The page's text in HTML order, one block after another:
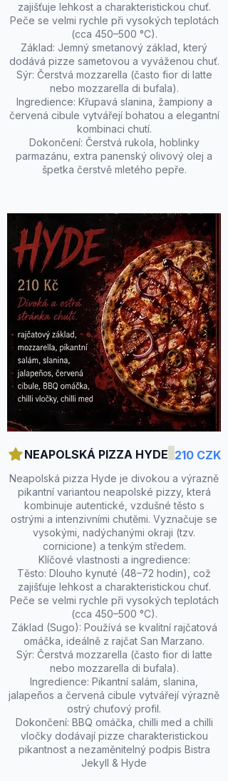
zajišťuje lehkost a charakteristickou chuť.
Peče se velmi rychle při vysokých teplotách
(cca 450–500 °C).
Základ: Jemný smetanový základ, který
dodává pizze sametovou a vyváženou chuť.
Sýr: Čerstvá mozzarella (často fior di latte
nebo mozzarella di bufala).
Ingredience: Křupavá slanina, žampiony a
červená cibule vytvářejí bohatou a elegantní
kombinaci chutí.
Dokončení: Čerstvá rukola, hoblinky
parmazánu, extra panenský olivový olej a
špetka čerstvě mletého pepře.
NEAPOLSKÁ PIZZA HYDE
Neapolská pizza Hyde je divokou a výrazně
pikantní variantou neapolské pizzy, která
kombinuje autentické, vzdušné těsto s
ostrými a intenzivními chutěmi. Vyznačuje se
vysokými, nadýchanými okraji (tzv.
cornicione) a tenkým středem.
Klíčové vlastnosti a ingredience:
Těsto: Dlouho kynuté (48–72 hodin), což
zajišťuje lehkost a charakteristickou chuť.
Peče se velmi rychle při vysokých teplotách
(cca 450–500 °C).
Základ (Sugo): Používá se kvalitní rajčatová
omáčka, ideálně z rajčat San Marzano.
Sýr: Čerstvá mozzarella (často fior di latte
nebo mozzarella di bufala).
Ingredience: Pikantní salám, slanina,
jalapeños a červená cibule vytvářejí výrazně
ostrý chuťový profil.
Dokončení: BBQ omáčka, chilli med a chilli
vločky dodávají pizze charakteristickou
pikantnost a nezaměnitelný podpis Bistra
Jekyll & Hyde
210 CZK